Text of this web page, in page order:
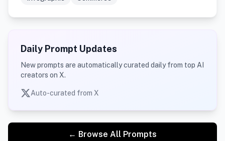
Daily Prompt Updates
New prompts are automatically curated daily from top AI
creators on X.
Auto-curated from X
← Browse All Prompts